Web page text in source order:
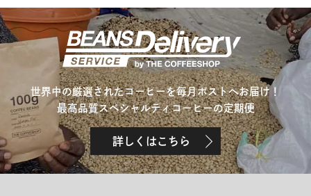
世界中の厳選されたコーヒーを毎月ポストへお届け！
最高品質スペシャルティコーヒーの定期便
詳しくはこちら